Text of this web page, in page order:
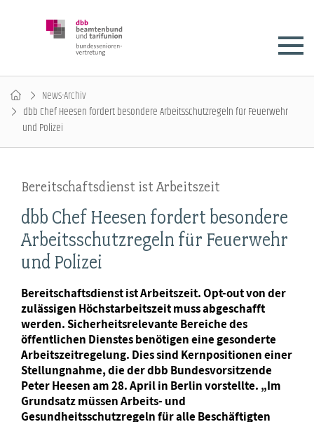
News-Archiv
dbb Chef Heesen fordert besondere Arbeitsschutzregeln für Feuerwehr
und Polizei
Bereitschaftsdienst ist Arbeitszeit
dbb Chef Heesen fordert besondere
Arbeitsschutzregeln für Feuerwehr
und Polizei
Bereitschaftsdienst ist Arbeitszeit. Opt-out von der
zulässigen Höchstarbeitszeit muss abgeschafft
werden. Sicherheitsrelevante Bereiche des
öffentlichen Dienstes benötigen eine gesonderte
Arbeitszeitregelung. Dies sind Kernpositionen einer
Stellungnahme, die der dbb Bundesvorsitzende
Peter Heesen am 28. April in Berlin vorstellte. „Im
Grundsatz müssen Arbeits- und
Gesundheitsschutzregeln für alle Beschäftigten